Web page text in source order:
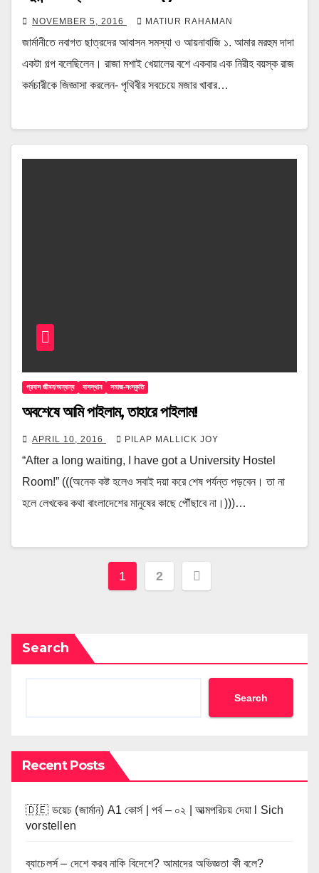
NOVEMBER 5, 2016 MATIUR RAHAMAN
জার্মানীতে নবাগত ছাত্রদের আবাসন সমস্যা ও আয়নাবাজি ১. আমার মরহুম দাদা
একটা গল্প বলেছিলেন। রাজা মশাই খেয়ালের বশে একবার এক নিরীহ বয়স্ক রাজ
কর্মচারীকে জিজ্ঞাসা করলেন- পৃথিবীর সবচেয়ে মজার খাবার…
প্রবাস জীবন/অন্যান্য বাসস্থান সমাজ-সংস্কৃতি
অবশেষে আমি পাইলাম, তাহারে পাইলাম!
APRIL 10, 2016 PILAP MALLICK JOY
“After a long waiting, I have got a University Hostel
Room!” (((অনেক কষ্ট হলেও সবাই দয়া করে শেষ পর্যন্ত পড়বেন। তা না
হলে লেখকের কথা বাংলাদেশের মানুষের কাছে পৌঁছাবে না।)))…
Posts
1 2
Search
Search
Recent Posts
🇩🇪 ডয়েচ (জার্মান) A1 কোর্স | পর্ব – ০২ | আত্মপরিচয় দেয়া l Sich
vorstellen
ব্যাচেলর্স – দেশে করব নাকি বিদেশে? আমাদের অভিজ্ঞতা কী বলে?